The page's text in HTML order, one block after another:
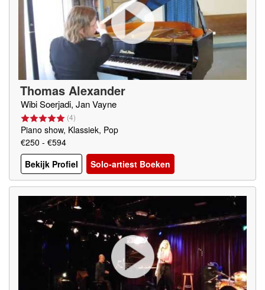
Thomas Alexander
Wibi Soerjadi, Jan Vayne
(4)
Piano show, Klassiek, Pop
€250 - €594
Bekijk Profiel
Solo-artiest Boeken